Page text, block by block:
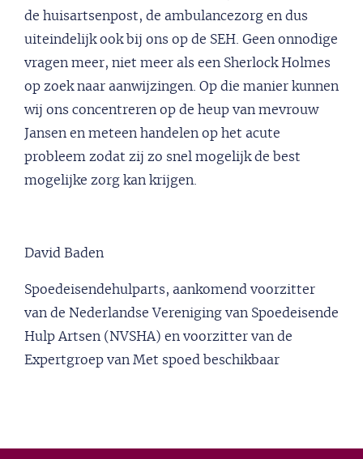
de huisartsenpost, de ambulancezorg en dus
uiteindelijk ook bij ons op de SEH. Geen onnodige
vragen meer, niet meer als een Sherlock Holmes
op zoek naar aanwijzingen. Op die manier kunnen
wij ons concentreren op de heup van mevrouw
Jansen en meteen handelen op het acute
probleem zodat zij zo snel mogelijk de best
mogelijke zorg kan krijgen.
David Baden
Spoedeisendehulparts, aankomend voorzitter
van de Nederlandse Vereniging van Spoedeisende
Hulp Artsen (NVSHA) en voorzitter van de
Expertgroep van Met spoed beschikbaar